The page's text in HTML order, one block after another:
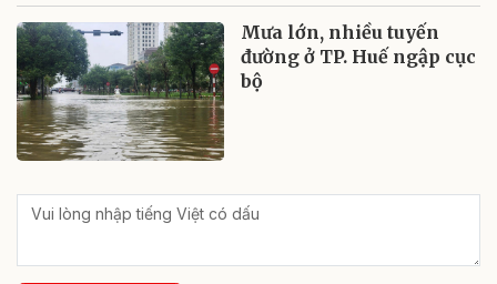
Mưa lớn, nhiều tuyến
đường ở TP. Huế ngập cục
bộ